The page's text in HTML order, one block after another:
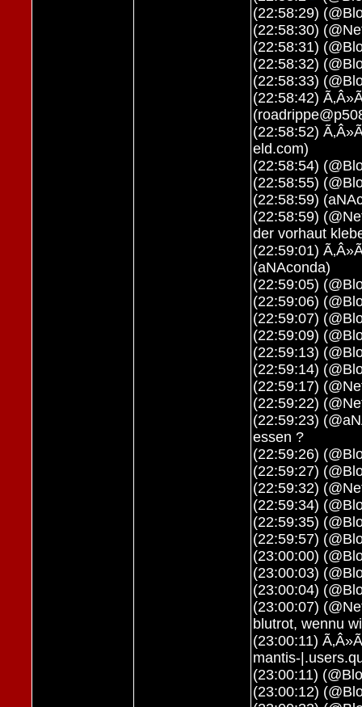
(22:58:29)
(22:58:30)
(22:58:31)
(22:58:32)
(22:58:33)
(22:58:42)
(22:58:52)
eld.com)
(22:58:54)
(22:58:55)
(22:58:59)
(22:58:59)
der vorhaut
(22:59:01)
(aNAconda)
(22:59:05)
(22:59:06)
(22:59:07)
(22:59:09)
(22:59:13)
(22:59:14)
(22:59:17)
(22:59:22)
(22:59:23)
essen ?
(22:59:26)
(22:59:27)
(22:59:32)
(22:59:34)
(22:59:35)
(22:59:57)
(23:00:00)
(23:00:03)
(23:00:04)
(23:00:07)
blutrot, wennu
(23:00:11)
mantis-
(23:00:11)
(23:00:12)